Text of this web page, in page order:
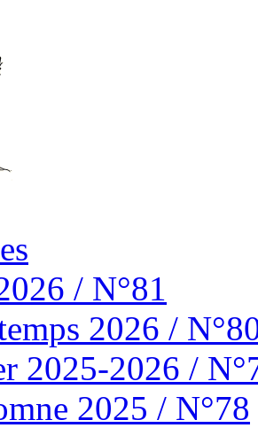
/ N°81
2026 /
2025-2026 /
2025 / N°78